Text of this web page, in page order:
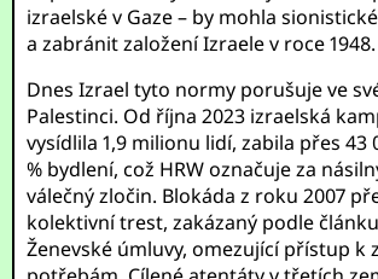
izraelské v Gaze – by mohla
a zabránit založení Izraele v roce 1948.
Dnes Izrael tyto normy porušuje ve
Palestinci. Od října 2023 izraelská
vysídlila 1,9 milionu lidí, zabila přes 43
% bydlení, což HRW označuje za
válečný zločin. Blokáda z roku 2007
kolektivní trest, zakázaný podle
Ženevské úmluvy, omezující přístup k